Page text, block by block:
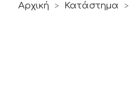
Αρχική > Κατάστημα >